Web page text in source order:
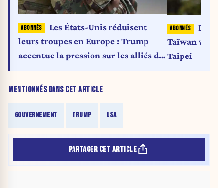
MENTIONNÉS DANS CET ARTICLE
GOUVERNEMENT TRUMP USA
Les États-Unis réduisent
leurs troupes en Europe : Trump
accentue la pression sur les alliés de
Le
Taïwan
Taipei
PARTAGER CET ARTICLE